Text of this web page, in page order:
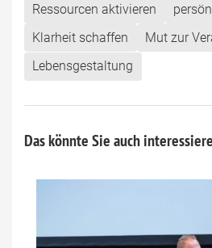
Ressourcen aktivieren
Klarheit schaffen
Mut zur
Lebensgestaltung
Das könnte Sie auch